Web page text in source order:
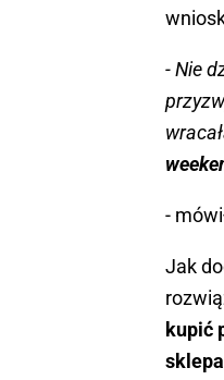
- Nie
-
Jak
kupić